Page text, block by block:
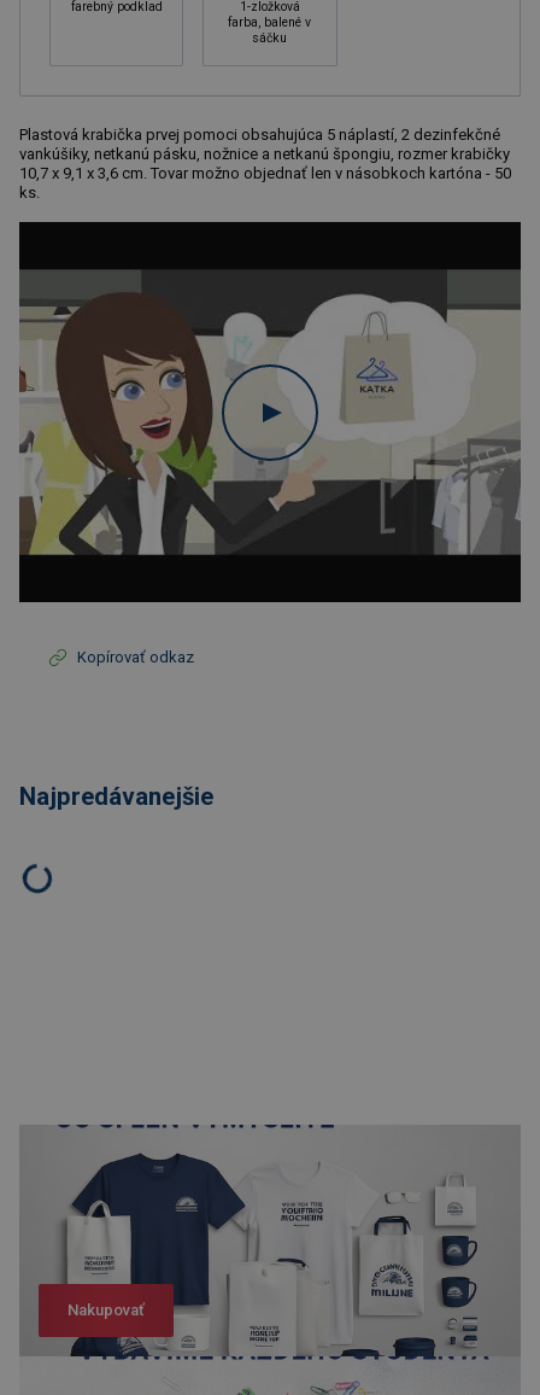
farebný podklad
1-zložková
farba, balené v
sáčku
Plastová krabička prvej pomoci obsahujúca 5 náplastí, 2 dezinfekčné
vankúšiky, netkanú pásku, nožnice a netkanú špongiu, rozmer krabičky
10,7 x 9,1 x 3,6 cm. Tovar možno objednať len v násobkoch kartóna - 50
ks.
Kopírovať odkaz
Najpredávanejšie
Nakupovať